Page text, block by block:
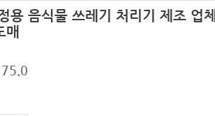
용 음식물 쓰레기 처리기 제조 업
매